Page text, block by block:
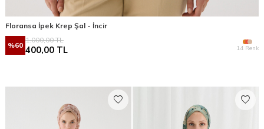
Floransa İpek Krep Şal - İncir
%60
1.000,00TL
400,00 TL 14 Renk